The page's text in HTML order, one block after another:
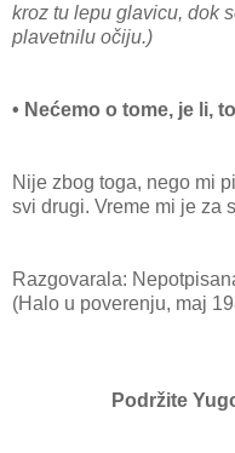
kroz tu lepu glavicu, dok
plavetnilu očiju.)
• Nećemo o tome, je li,
Nije zbog toga, nego mi
svi drugi. Vreme mi je za
Razgovarala:
(Halo u poverenju, maj
Podržite